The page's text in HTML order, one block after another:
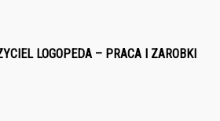
LOGOPEDA – PRACA I ZAROBKI